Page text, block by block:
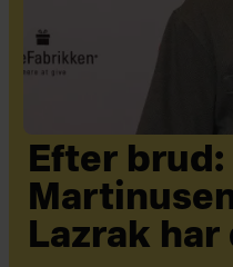
Efter brud:
Lazrak